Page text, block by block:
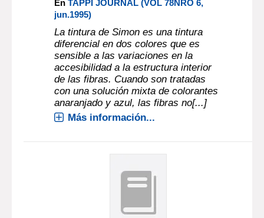
EnTAPPI JOURNAL (VOL 78NRO 6,
jun.1995)
La tintura de Simon es una tintura
diferencial en dos colores que es
sensible a las variaciones en la
accesibilidad a la estructura interior
de las fibras. Cuando son tratadas
con una solución mixta de colorantes
anaranjado y azul, las fibras no[...]
Más información...